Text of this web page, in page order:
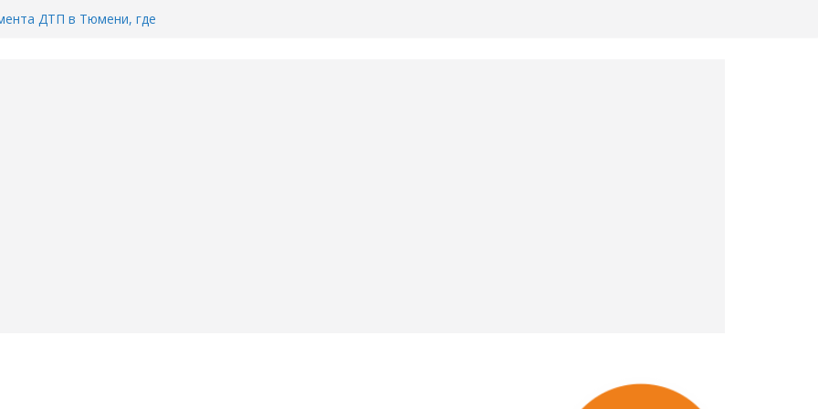
ДТП в Тюмени, где